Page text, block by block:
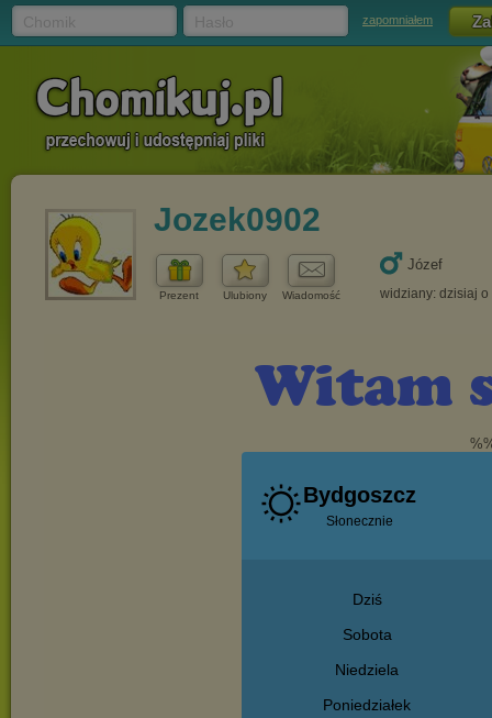
zapomniałem
Jozek0902
Prezent Ulubiony Wiadomość
Józef
widziany: dzisiaj o